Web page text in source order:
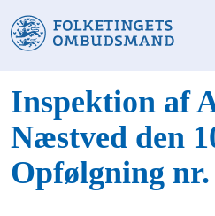
Inspektion af
Næstved den
Opfølgning nr.